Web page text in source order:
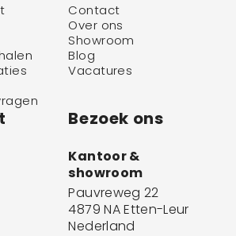
Contact
Over ons
Showroom
Blog
Vacatures
Bezoek ons
Kantoor &
showroom
Pauvreweg 22
4879 NA Etten-Leur
Nederland